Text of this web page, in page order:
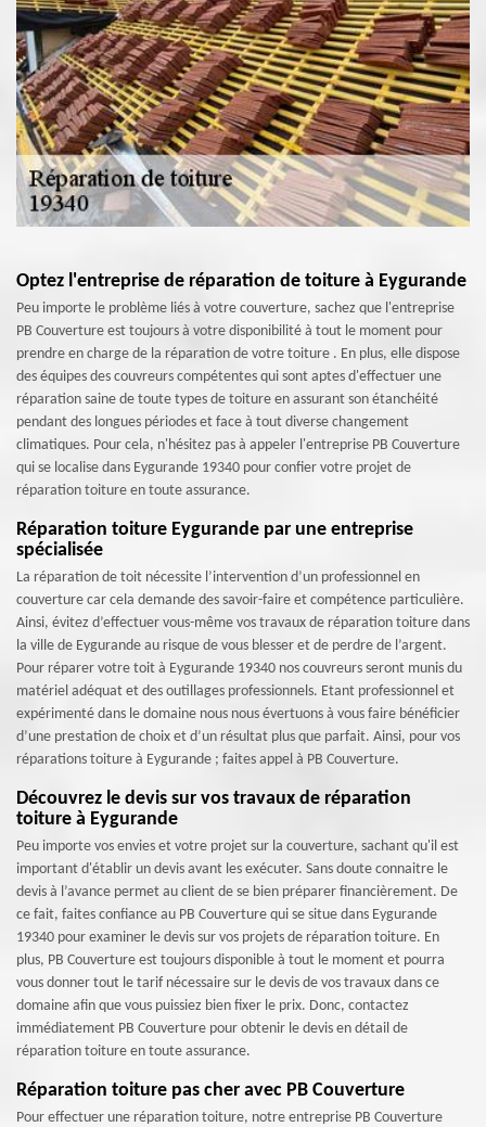
Optez l'entreprise de réparation de toiture à Eygurande
Peu importe le problème liés à votre couverture, sachez que l'entreprise
PB Couverture est toujours à votre disponibilité à tout le moment pour
prendre en charge de la réparation de votre toiture . En plus, elle dispose
des équipes des couvreurs compétentes qui sont aptes d'effectuer une
réparation saine de toute types de toiture en assurant son étanchéité
pendant des longues périodes et face à tout diverse changement
climatiques. Pour cela, n'hésitez pas à appeler l'entreprise PB Couverture
qui se localise dans Eygurande 19340 pour confier votre projet de
réparation toiture en toute assurance.
Réparation toiture Eygurande par une entreprise
spécialisée
La réparation de toit nécessite l’intervention d’un professionnel en
couverture car cela demande des savoir-faire et compétence particulière.
Ainsi, évitez d’effectuer vous-même vos travaux de réparation toiture dans
la ville de Eygurande au risque de vous blesser et de perdre de l’argent.
Pour réparer votre toit à Eygurande 19340 nos couvreurs seront munis du
matériel adéquat et des outillages professionnels. Etant professionnel et
expérimenté dans le domaine nous nous évertuons à vous faire bénéficier
d’une prestation de choix et d’un résultat plus que parfait. Ainsi, pour vos
réparations toiture à Eygurande ; faites appel à PB Couverture.
Découvrez le devis sur vos travaux de réparation
toiture à Eygurande
Peu importe vos envies et votre projet sur la couverture, sachant qu'il est
important d'établir un devis avant les exécuter. Sans doute connaitre le
devis à l’avance permet au client de se bien préparer financièrement. De
ce fait, faites confiance au PB Couverture qui se situe dans Eygurande
19340 pour examiner le devis sur vos projets de réparation toiture. En
plus, PB Couverture est toujours disponible à tout le moment et pourra
vous donner tout le tarif nécessaire sur le devis de vos travaux dans ce
domaine afin que vous puissiez bien fixer le prix. Donc, contactez
immédiatement PB Couverture pour obtenir le devis en détail de
réparation toiture en toute assurance.
Réparation toiture pas cher avec PB Couverture
Pour effectuer une réparation toiture, notre entreprise PB Couverture